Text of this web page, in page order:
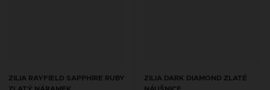
ZILIA RAYFIELD SAPPHIRE RUBY
ZILIA DARK DIAMOND ZLATÉ